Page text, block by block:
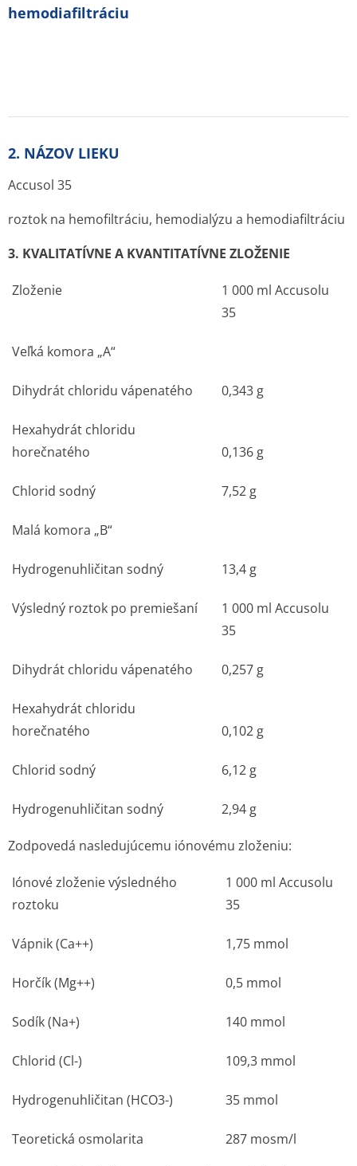
hemodiafiltráciu
2. NÁZOV LIEKU
Accusol 35
roztok na hemofiltráciu, hemodialýzu a hemodiafiltráciu
3. KVALITATÍVNE A KVANTITATÍVNE ZLOŽENIE
Zloženie
1 000 ml Accusolu
35
Veľká komora „A“
Dihydrát chloridu vápenatého 0,343 g
Hexahydrát chloridu
horečnatého
0,136 g
Chlorid sodný 7,52 g
Malá komora „B“
Hydrogenuhličitan sodný 13,4 g
Výsledný roztok po premiešaní
1 000 ml Accusolu
35
Dihydrát chloridu vápenatého 0,257 g
Hexahydrát chloridu
horečnatého
0,102 g
Chlorid sodný 6,12 g
Hydrogenuhličitan sodný 2,94 g
Zodpovedá nasledujúcemu iónovému zloženiu:
Iónové zloženie výsledného
roztoku
1 000 ml Accusolu
35
Vápnik (Ca++) 1,75 mmol
Horčík (Mg++) 0,5 mmol
Sodík (Na+) 140 mmol
Chlorid (Cl-) 109,3 mmol
Hydrogenuhličitan (HCO3-) 35 mmol
Teoretická osmolarita 287 mosm/l